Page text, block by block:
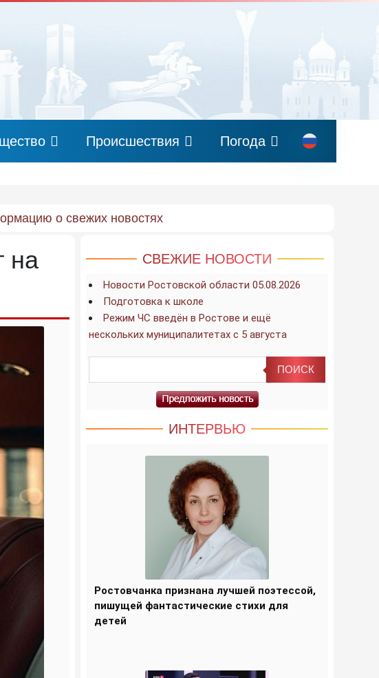
Происшествия Погода
о свежих новостях
на
СВЕЖИЕ НОВОСТИ
Новости Ростовской области 05.08.2026
Подготовка к школе
Режим ЧС введён в Ростове и ещё
нескольких муниципалитетах с 5 августа
ИНТЕРВЬЮ
Ростовчанка признана лучшей поэтессой,
пишущей фантастические стихи для
детей